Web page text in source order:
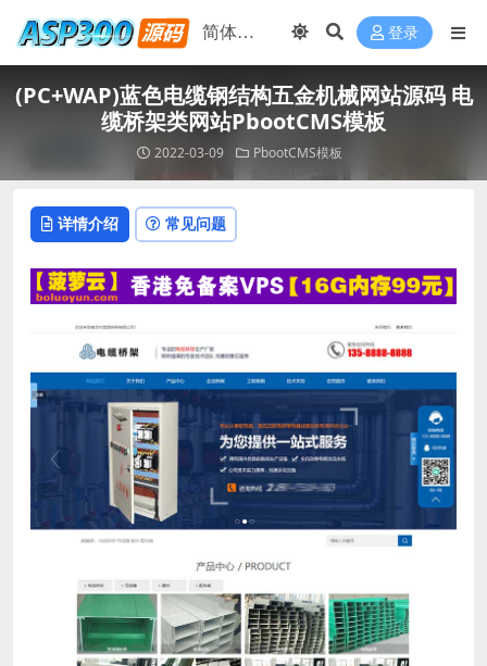
登录
(PC+WAP)蓝色电缆钢结构五金机械网站源码 电
缆桥架类网站PbootCMS模板
2022-03-09 PbootCMS模板
详情介绍 常见问题